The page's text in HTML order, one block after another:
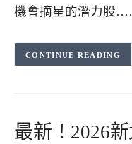
機會摘星的潛力股
CONTINUE READING
最新！2026